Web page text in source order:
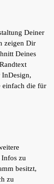
Deiner
zeigen Dir
Deines
InDesign,
einfach die für
Infos zu
besitzt,
zu